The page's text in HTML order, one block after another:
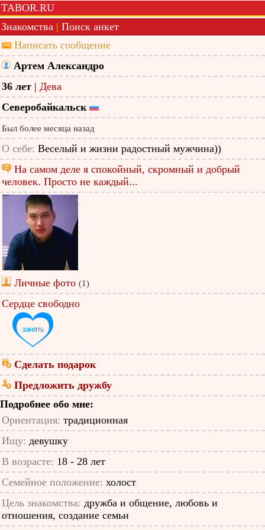
TABOR.RU
Знакомства | Поиск анкет
Написать сообщение
Артем Александро
36 лет | Дева
Северобайкальск
Был более месяца назад
О себе: Веселый и жизни радостный мужчина))
На самом деле я спокойный, скромный и добрый
человек. Просто не каждый...
Личные фото (1)
Сердце свободно
Сделать подарок
Предложить дружбу
Подробнее обо мне:
Ориентация: традиционная
Ищу: девушку
В возрасте: 18 - 28 лет
Семейное положение: холост
Цель знакомства: дружба и общение, любовь и
отношения, создание семьи